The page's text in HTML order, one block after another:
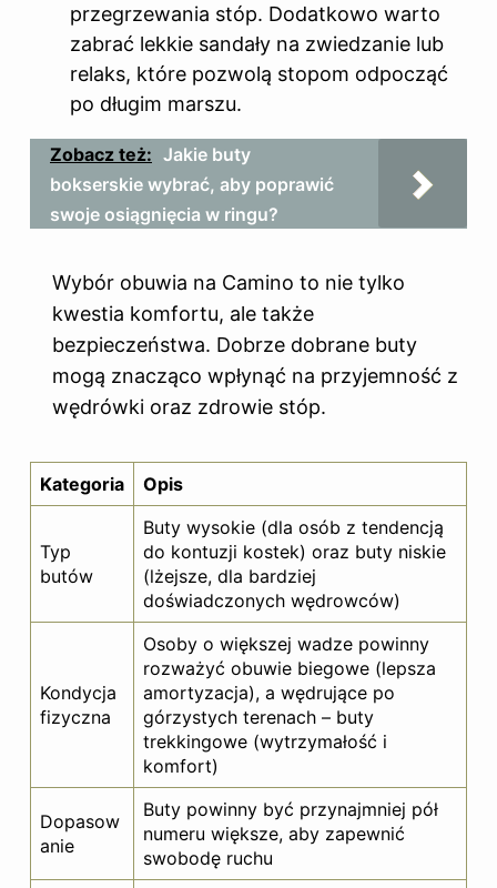
przegrzewania stóp. Dodatkowo warto
zabrać lekkie sandały na zwiedzanie lub
relaks, które pozwolą stopom odpocząć
po długim marszu.
Zobacz też: Jakie buty
bokserskie wybrać, aby poprawić
swoje osiągnięcia w ringu?
Wybór obuwia na Camino to nie tylko
kwestia komfortu, ale także
bezpieczeństwa. Dobrze dobrane buty
mogą znacząco wpłynąć na przyjemność z
wędrówki oraz zdrowie stóp.
Kategoria Opis
Typ
butów
Buty wysokie (dla osób z tendencją
do kontuzji kostek) oraz buty niskie
(lżejsze, dla bardziej
doświadczonych wędrowców)
Kondycja
fizyczna
Osoby o większej wadze powinny
rozważyć obuwie biegowe (lepsza
amortyzacja), a wędrujące po
górzystych terenach – buty
trekkingowe (wytrzymałość i
komfort)
Dopasow
anie
Buty powinny być przynajmniej pół
numeru większe, aby zapewnić
swobodę ruchu